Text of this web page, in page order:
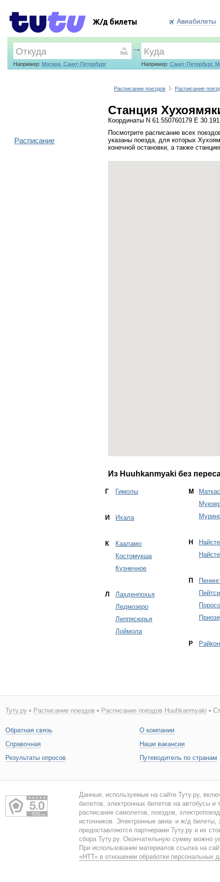
Ж/д билеты Авиабилеты
Например: Москва, Санкт-Петербург Например: Санкт-Петербург,
Расписание поездов Расписание
Станция
Координаты N 61.550760179 E
Посмотрите расписание всех
указаны поезда, для которых
конечной остановки, а также
Расписание
Из Huuhkanmyaki без
Г Гимолы
И Ихала
К
Кааламо
Костомукша
Кузнечное
Л
Лахденпохья
Ледмозеро
Леппясюрья
Лоймола
М
Н
П
Р
Туту.ру• Расписание поездов • Расписание поездов Huuhkanmyaki •
Обратная связь
Справочная
Результаты опросов
О компании
Наши вакансии
Путеводитель по странам
Данные, используемые на сайте Туту.ру,
билетов, электронных билетов на автобусы и
расписание самолетов, поездов,
источников. Электронные авиа- и ж/д билеты,
предоставляются партнерами Туту.ру и их
сбора Туту.ру. Окончательную сумму можно
При использовании материалов ссылка на
«НТТ» в отношении обработки персональных